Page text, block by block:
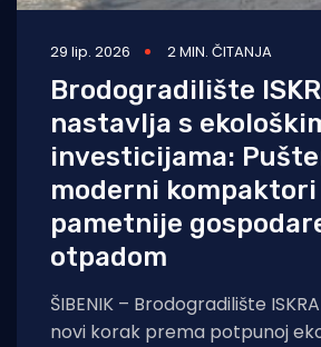
29 lip. 2026 2 MIN. ČITANJA
Brodogradilište
nastavlja s
investicijama:
moderni kompaktori
pametnije
otpadom
ŠIBENIK – Brodogradilište
novi korak prema potpunoj